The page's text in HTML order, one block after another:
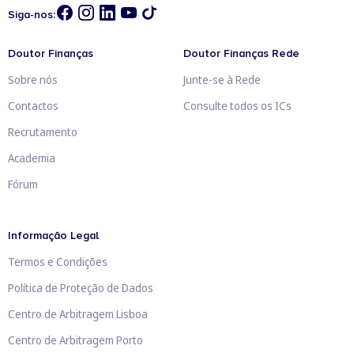
Siga-nos:
Doutor Finanças
Sobre nós
Contactos
Recrutamento
Academia
Fórum
Doutor Finanças Rede
Junte-se à Rede
Consulte todos os ICs
Informação Legal
Termos e Condições
Política de Proteção de Dados
Centro de Arbitragem Lisboa
Centro de Arbitragem Porto